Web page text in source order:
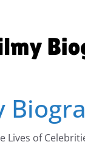
Lives of